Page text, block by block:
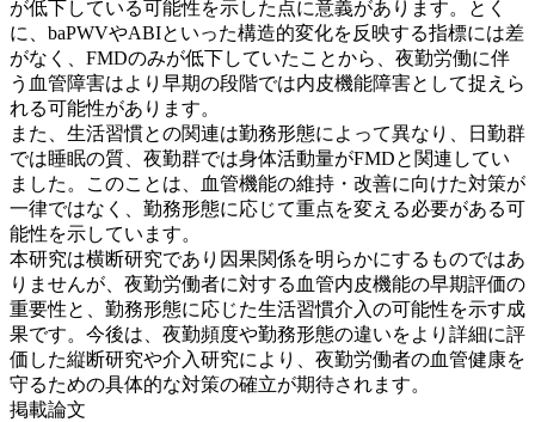
が低下している可能性を示した点に意義があります。とく
に、baPWVやABIといった構造的変化を反映する指標には差
がなく、FMDのみが低下していたことから、夜勤労働に伴
う血管障害はより早期の段階では内皮機能障害として捉えら
れる可能性があります。
また、生活習慣との関連は勤務形態によって異なり、日勤群
では睡眠の質、夜勤群では身体活動量がFMDと関連してい
ました。このことは、血管機能の維持・改善に向けた対策が
一律ではなく、勤務形態に応じて重点を変える必要がある可
能性を示しています。
本研究は横断研究であり因果関係を明らかにするものではあ
りませんが、夜勤労働者に対する血管内皮機能の早期評価の
重要性と、勤務形態に応じた生活習慣介入の可能性を示す成
果です。今後は、夜勤頻度や勤務形態の違いをより詳細に評
価した縦断研究や介入研究により、夜勤労働者の血管健康を
守るための具体的な対策の確立が期待されます。
掲載論文